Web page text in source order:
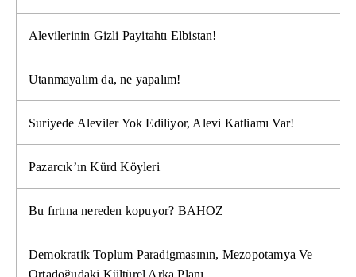
Alevilerinin Gizli Payitahtı Elbistan!
Utanmayalım da, ne yapalım!
Suriyede Aleviler Yok Ediliyor, Alevi Katliamı Var!
Pazarcık’ın Kürd Köyleri
Bu fırtına nereden kopuyor? BAHOZ
Demokratik Toplum Paradigmasının, Mezopotamya Ve